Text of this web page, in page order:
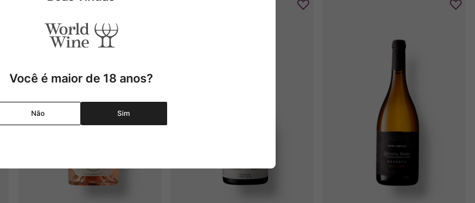
Você é maior de 18 anos?
Não Sim